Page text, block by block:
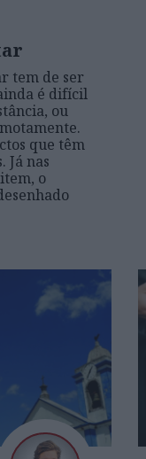
tem de ser
é difícil
ou
que têm
Já nas
o